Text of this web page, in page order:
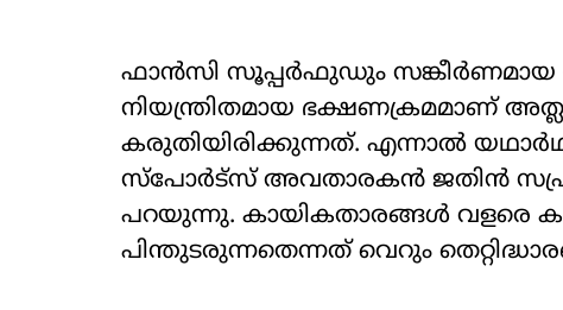
ഫാൻസി സൂപ്പർഫുഡും സങ്കീർണമായ
നിയന്ത്രിതമായ ഭക്ഷണക്രമമാണ്
കരുതിയിരിക്കുന്നത്. എന്നാൽ
സ്പോർട്സ് അവതാരകൻ ജതിൻ
പറയുന്നു. കായികതാരങ്ങൾ വളരെ
പിന്തുടരുന്നതെന്നത് വെറും